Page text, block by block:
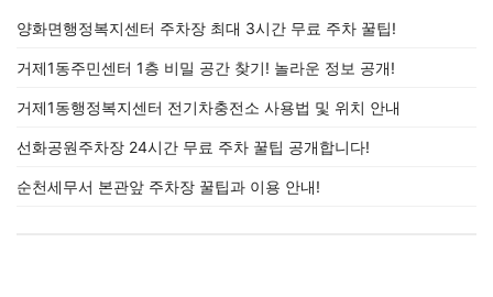
양화면행정복지센터 주차장 최대 3시간 무료 주차 꿀팁!
거제1동주민센터 1층 비밀 공간 찾기! 놀라운 정보 공개!
거제1동행정복지센터 전기차충전소 사용법 및 위치 안내
선화공원주차장 24시간 무료 주차 꿀팁 공개합니다!
순천세무서 본관앞 주차장 꿀팁과 이용 안내!